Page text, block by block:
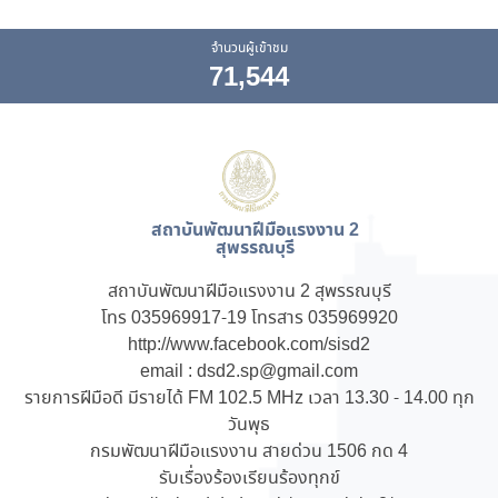
จำนวนผู้เข้าชม
71,544
สถาบันพัฒนาฝีมือแรงงาน 2
สุพรรณบุรี
สถาบันพัฒนาฝีมือแรงงาน 2 สุพรรณบุรี
โทร 035969917-19 โทรสาร 035969920
http://www.facebook.com/sisd2
email : dsd2.sp@gmail.com
รายการฝีมือดี มีรายได้ FM 102.5 MHz เวลา 13.30 - 14.00 ทุก
วันพุธ
กรมพัฒนาฝีมือแรงงาน สายด่วน 1506 กด 4
รับเรื่องร้องเรียนร้องทุกข์